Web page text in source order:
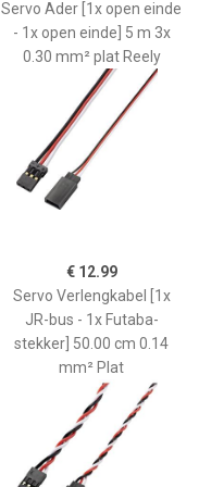
Servo Ader [1x open einde
- 1x open einde] 5 m 3x
0.30 mm² plat Reely
€ 12.99
Servo Verlengkabel [1x
JR-bus - 1x Futaba-
stekker] 50.00 cm 0.14
mm² Plat